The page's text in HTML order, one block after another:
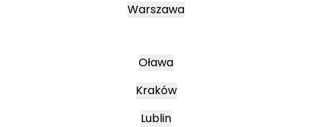
Warszawa
Oława
Kraków
Lublin